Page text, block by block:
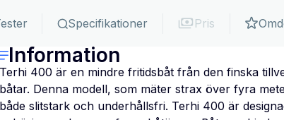
Specifikationer Pris
Information
Terhi 400 är en mindre fritidsbåt från den finska
båtar. Denna modell, som mäter strax över fyra
både slitstark och underhållsfri. Terhi 400 är